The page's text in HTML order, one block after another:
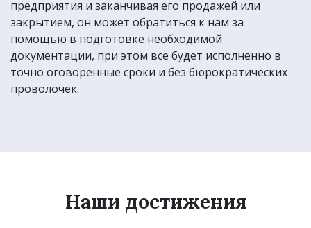
предприятия и заканчивая его продажей или
закрытием, он может обратиться к нам за
помощью в подготовке необходимой
документации, при этом все будет исполненно в
точно оговоренные сроки и без бюрократических
проволочек.
Наши достижения